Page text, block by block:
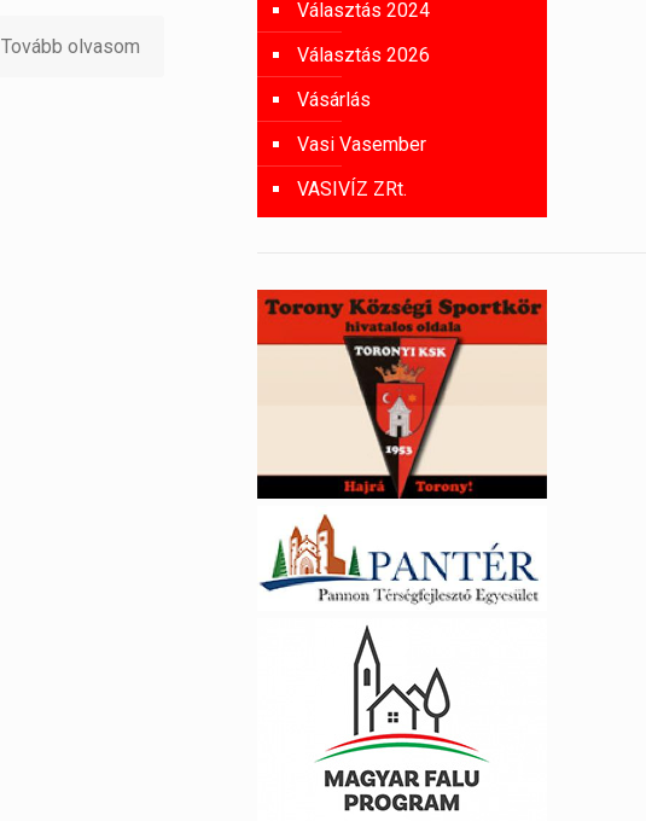
Tovább olvasom
Választás 2024
Választás 2026
Vásárlás
Vasi Vasember
VASIVÍZ ZRt.